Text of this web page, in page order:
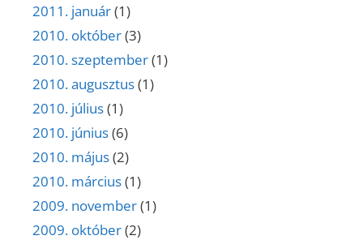
2011. január(1)
2010. október(3)
2010. szeptember(1)
2010. augusztus(1)
2010. július(1)
2010. június(6)
2010. május(2)
2010. március(1)
2009. november(1)
2009. október(2)